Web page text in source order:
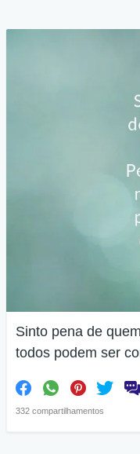
Sinto pena de
todos podem ser
332 compartilhamentos